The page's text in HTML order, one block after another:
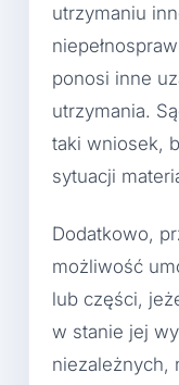
utrzymaniu
ponosi inne
utrzymania.
taki wniosek,
sytuacji
Dodatkowo,
możliwość
lub części,
w stanie jej
niezależnych,